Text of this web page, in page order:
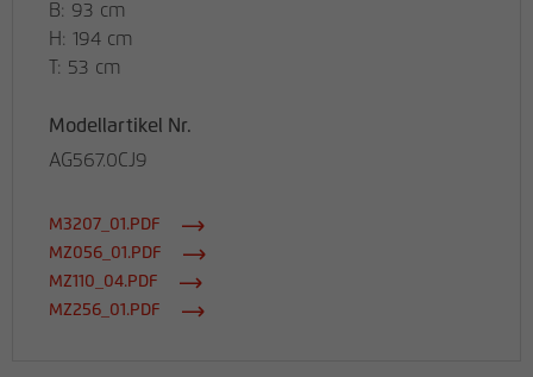
B: 93 cm
H: 194 cm
T: 53 cm
Modellartikel Nr.
AG567.0CJ9
M3207_01.PDF
MZ056_01.PDF
MZ110_04.PDF
MZ256_01.PDF